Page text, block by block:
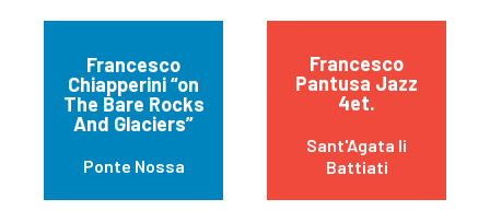
Francesco
Chiapperini “on
The Bare Rocks
And Glaciers”
Ponte Nossa
Francesco
Pantusa Jazz
4et.
Sant'Agata li
Battiati